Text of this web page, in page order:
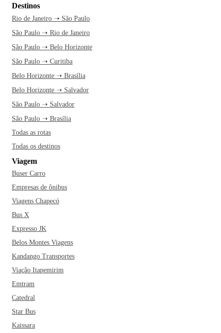
Destinos
Rio de Janeiro ➝ São Paulo
São Paulo ➝ Rio de Janeiro
São Paulo ➝ Belo Horizonte
São Paulo ➝ Curitiba
Belo Horizonte ➝ Brasília
Belo Horizonte ➝ Salvador
São Paulo ➝ Salvador
São Paulo ➝ Brasília
Todas as rotas
Todas os destinos
Viagem
Buser Carro
Empresas de ônibus
Viagens Chapecó
Bus X
Expresso JK
Belos Montes Viagens
Kandango Transportes
Viação Itapemirim
Emtram
Catedral
Star Bus
Kaissara